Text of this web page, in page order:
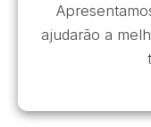
ajudarão a